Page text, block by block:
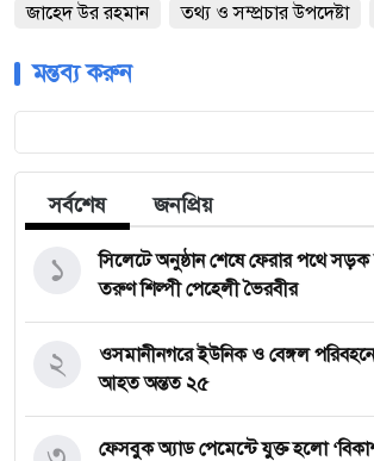
জাহেদ উর রহমান তথ্য ও সম্প্রচার উপদেষ্টা
মন্তব্য করুন
সর্বশেষ জনপ্রিয়
সিলেটে অনুষ্ঠান শেষে ফেরার পথে সড়ক
তরুণ শিল্পী পেহেলী ভৈরবীর
১
ওসমানীনগরে ইউনিক ও বেঙ্গল
আহত অন্তত ২৫
২
ফেসবুক অ্যাড পেমেন্টে যুক্ত হলো